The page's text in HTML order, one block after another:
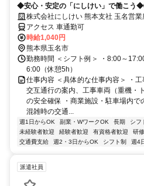
◆安心・安定の「にしけい」で働こう
週1日〜の勤務OK◆シフト希望制◎警備
の施設警備募集！働く時間や場所の相
株式会社にしけい 熊本支社 玉名営業
アクセス 車通勤可
時給1,040円
熊本県玉名市
勤務時間 ＜シフト例＞ ・8:00～
6:00（休憩5h）
仕事内容 ＜具体的な仕事内容＞ ・
交互通行の案内、工事車両（重機・
の安全確保 ・商業施設・駐車場内で
混雑時の交通...
週1日からOK 副業・WワークOK 長期 シフ
未経験者歓迎
経験者歓迎 有資格者歓迎 研
交通費支給
週2・3日からOK シフト制 週4
派遣社員